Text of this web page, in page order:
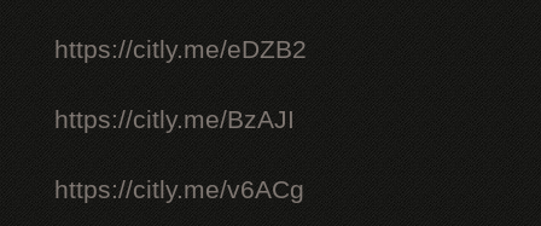
https://citly.me/eDZB2
https://citly.me/BzAJI
https://citly.me/v6ACg